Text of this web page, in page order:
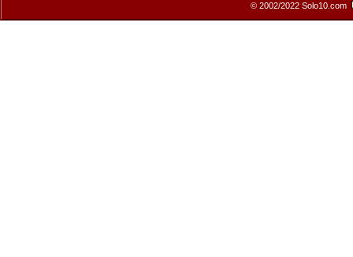
© 2002/2022 Solo10.com